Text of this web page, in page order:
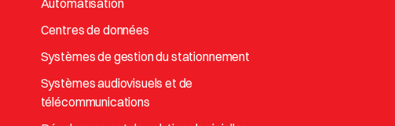
Centres de données
Systèmes de gestion du stationnement
Systèmes audiovisuels et de
télécommunications